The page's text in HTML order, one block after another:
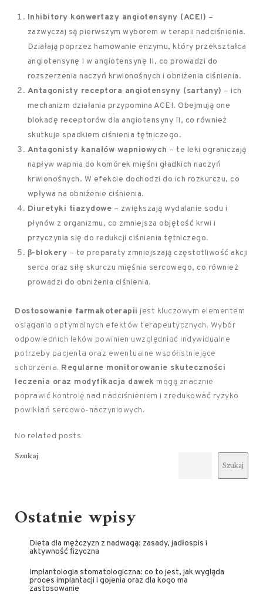
Inhibitory konwertazy angiotensyny (ACEI) –
zazwyczaj są pierwszym wyborem w terapii nadciśnienia.
Działają poprzez hamowanie enzymu, który przekształca
angiotensynę I w angiotensynę II, co prowadzi do
rozszerzenia naczyń krwionośnych i obniżenia ciśnienia.
Antagonisty receptora angiotensyny (sartany) – ich
mechanizm działania przypomina ACEI. Obejmują one
blokadę receptorów dla angiotensyny II, co również
skutkuje spadkiem ciśnienia tętniczego.
Antagonisty kanałów wapniowych – te leki ograniczają
napływ wapnia do komórek mięśni gładkich naczyń
krwionośnych. W efekcie dochodzi do ich rozkurczu, co
wpływa na obniżenie ciśnienia.
Diuretyki tiazydowe – zwiększają wydalanie sodu i
płynów z organizmu, co zmniejsza objętość krwi i
przyczynia się do redukcji ciśnienia tętniczego.
β-blokery – te preparaty zmniejszają częstotliwość akcji
serca oraz siłę skurczu mięśnia sercowego, co również
prowadzi do obniżenia ciśnienia.
Dostosowanie farmakoterapii jest kluczowym elementem
osiągania optymalnych efektów terapeutycznych. Wybór
odpowiednich leków powinien uwzględniać indywidualne
potrzeby pacjenta oraz ewentualne współistniejące
schorzenia. Regularne monitorowanie skuteczności
leczenia oraz modyfikacja dawek mogą znacznie
poprawić kontrolę nad nadciśnieniem i zredukować ryzyko
powikłań sercowo-naczyniowych.
No related posts.
Szukaj
Szukaj
Ostatnie wpisy
Dieta dla mężczyzn z nadwagą: zasady, jadłospis i
aktywność fizyczna
Implantologia stomatologiczna: co to jest, jak wygląda
proces implantacji i gojenia oraz dla kogo ma
zastosowanie